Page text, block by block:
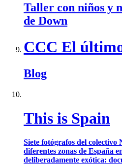
Taller con niños y
de Down
CCC El
Blog
This is Spain
Siete fotógrafos del
diferentes zonas de España
deliberadamente exótica: